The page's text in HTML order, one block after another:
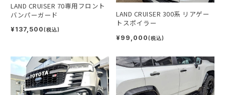
LAND CRUISER 70専用フロント
バンパーガード
¥137,500(税込)
LAND CRUISER 300系 リアゲー
トスポイラー
¥99,000(税込)